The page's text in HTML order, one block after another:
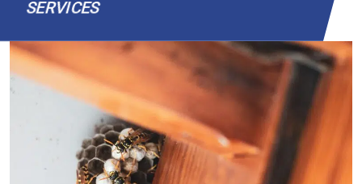
SERVICES